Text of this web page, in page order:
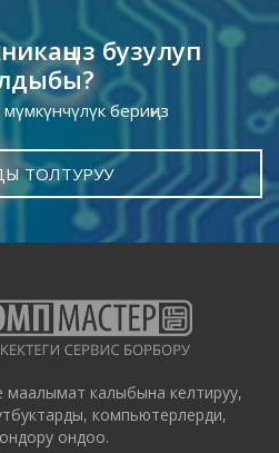
бузулуп
бериңиз
ТОЛТУРУУ
калыбына келтируу,
компьютерлерди,
ондоо.